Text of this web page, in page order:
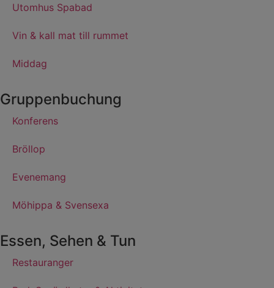
Utomhus Spabad
Vin & kall mat till rummet
Middag
Gruppenbuchung
Konferens
Bröllop
Evenemang
Möhippa & Svensexa
Essen, Sehen & Tun
Restauranger